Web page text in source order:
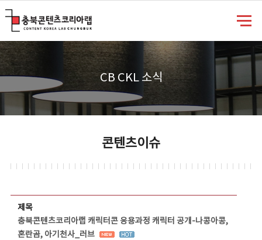
CB CKL 소식
콘텐츠이슈
제목
충북콘텐츠코리아랩 캐릭터콘 응용과정 캐릭터 공개-나콩아콩,
혼란곰, 아기천사_러브